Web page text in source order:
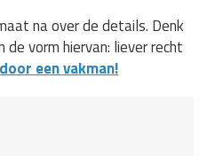
na over de details. Denk
vorm hiervan: liever recht
een vakman!